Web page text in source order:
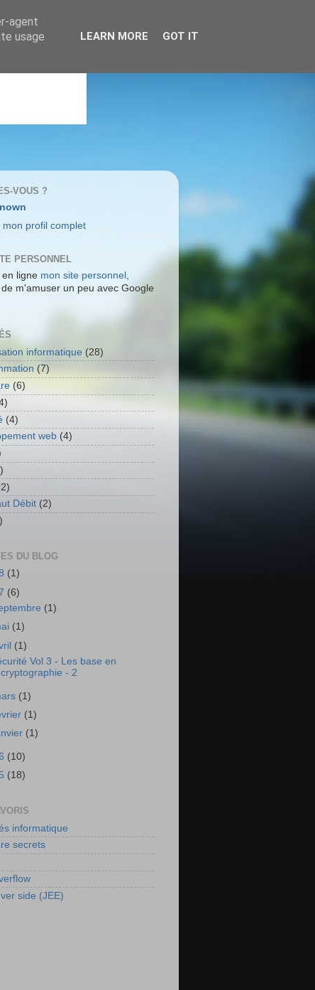
VOUS ?
mon profil complet
PERSONNEL
ligne mon site personnel
de m'amuser un peu avec Google
informatique (28)
(7)
(6)
(4)
web (4)
Débit (2)
DU BLOG
(1)
(6)
(1)
(1)
(1)
Vol 3 - Les base en
cryptographie - 2
(1)
(1)
(1)
(10)
(18)
informatique
secrets
side (JEE)
agent
usage
LEARN MORE GOT IT